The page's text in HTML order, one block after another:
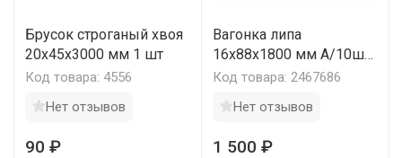
Брусок строганый хвоя
20x45x3000 мм 1 шт
Код товара: 4556
Нет отзывов
90 ₽
Вагонка липа
16х88х1800 мм А/10шт
упаковка
Код товара: 2467686
Нет отзывов
1 500 ₽